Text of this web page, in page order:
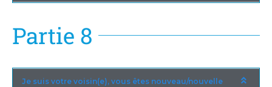
Partie 8
Je suis votre voisin(e), vous êtes nouveau/nouvelle